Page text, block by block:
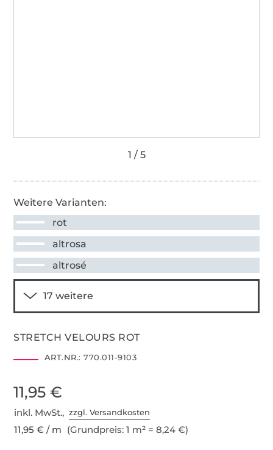
Weitere Varianten:
rot
altrosa
altrosé
STRETCH VELOURS ROT
ART.NR.: 770.011-9103
11,95 €
inkl. MwSt.,zzgl. Versandkosten
11,95 € / m (Grundpreis: 1 m² = 8,24 €)